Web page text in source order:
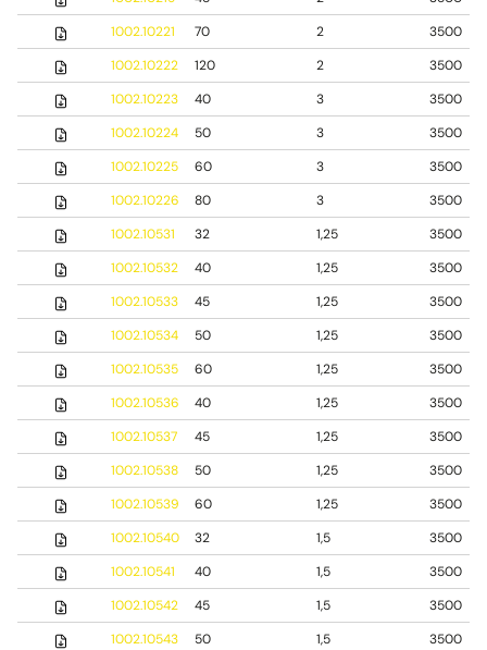
1002.10221
70 2
3500
1002.10222
120 2
3500
1002.10223
40 3
3500
1002.10224
50 3
3500
1002.10225
60 3
3500
1002.10226
80 3
3500
1002.10531
32 1,25
3500
1002.10532
40 1,25
3500
1002.10533
45 1,25
3500
1002.10534
50 1,25
3500
1002.10535
60 1,25
3500
1002.10536
40 1,25
3500
1002.10537
45 1,25
3500
1002.10538
50 1,25
3500
1002.10539
60 1,25
3500
1002.10540
32 1,5
3500
1002.10541
40 1,5
3500
1002.10542
45 1,5
3500
1002.10543
50 1,5
3500